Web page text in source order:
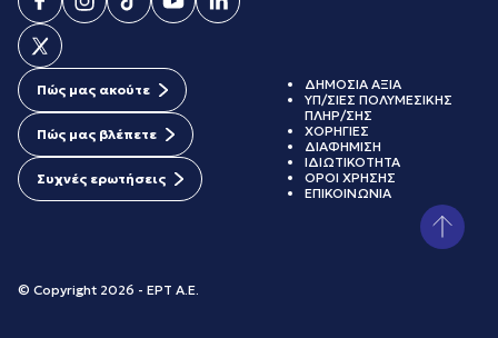
Πώς μας ακούτε
Πώς μας βλέπετε
Συχνές ερωτήσεις
© Copyright 2026 - ΕΡΤ Α.Ε.
ΔΗΜΟΣΙΑ ΑΞΙΑ
ΥΠ/ΣΙΕΣ ΠΟΛΥΜΕΣΙΚΗΣ
ΠΛΗΡ/ΣΗΣ
ΧΟΡΗΓΙΕΣ
ΔΙΑΦΗΜΙΣΗ
ΙΔΙΩΤΙΚΟΤΗΤΑ
ΟΡΟΙ ΧΡΗΣΗΣ
ΕΠΙΚΟΙΝΩΝΙΑ